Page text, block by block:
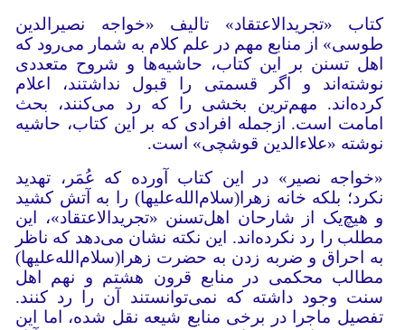
کتاب «تجریدالاعتقاد» تالیف «خواجه نصیرالدین
طوسی» از منابع مهم در علم کلام به شمار می‌رود که
اهل تسنن بر این کتاب، حاشیه‌ها و شروح متعددی
نوشته‌اند و اگر قسمتی را قبول نداشتند، اعلام
کرده‌اند. مهم‌ترین بخشی را که رد می‌کنند، بحث
امامت است. ازجمله افرادی که بر این کتاب، حاشیه
نوشته «علاءالدین قوشچی» است.
«خواجه نصیر» در این کتاب آورده که عُمَر، تهدید
نکرد؛ بلکه خانه زهرا(سلام‌الله‌‌علیها) را به آتش کشید
و هیچ‌یک از شارحان اهل‌تسنن «تجریدالاعتقاد»، این
مطلب را رد نکرده‌اند. این نکته نشان می‌دهد که ناظر
به احراق و ضربه زدن به حضرت زهرا(سلام‌الله‌‌علیها)
مطالب محکمی در منابع قرون هشتم و نهم اهل
سنت وجود داشته که نمی‌توانستند آن را رد کنند.
تفصیل ماجرا در برخی منابع شیعه نقل شده، اما این